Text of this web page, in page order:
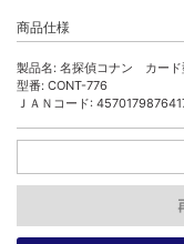
商品仕様
製品名: 名探偵コナン カー
型番: CONT-776
ＪＡＮコード: